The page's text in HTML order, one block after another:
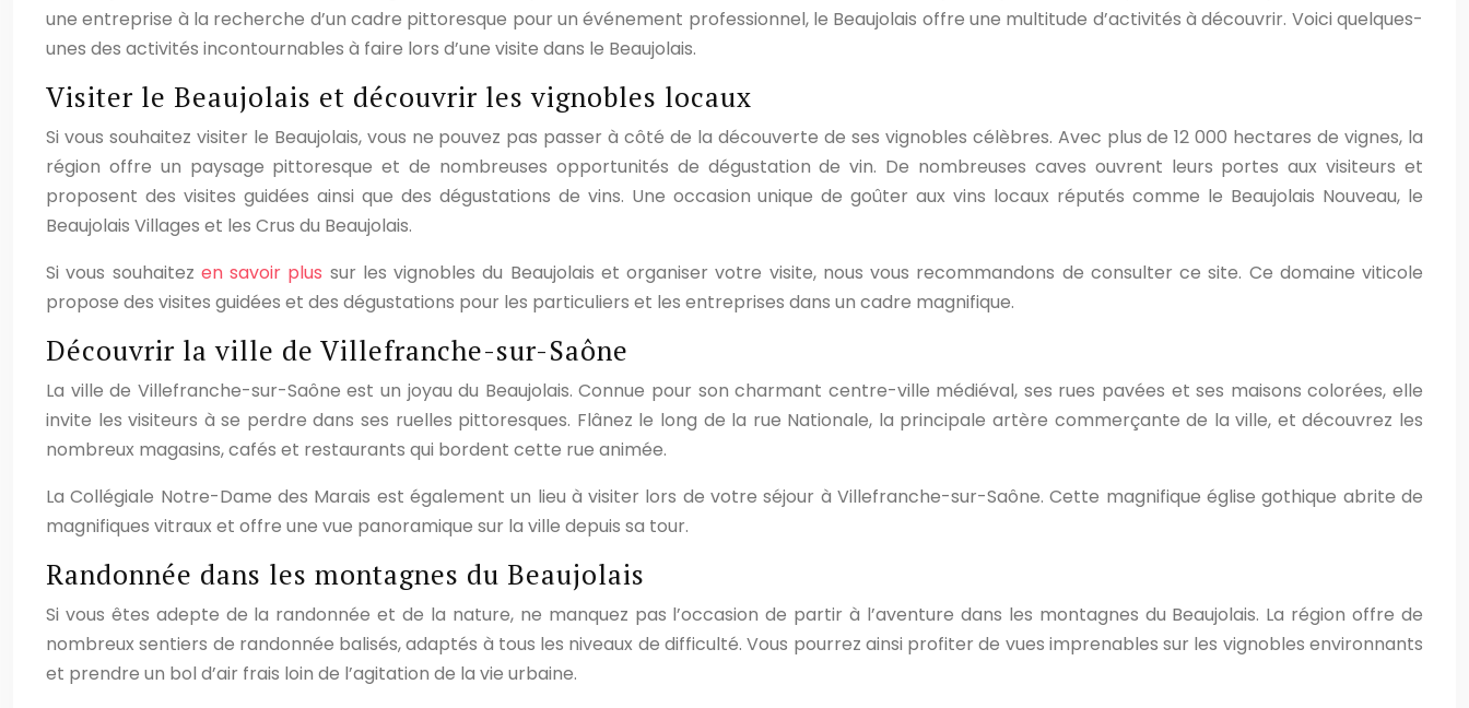
une entreprise à la recherche d’un cadre pittoresque pour un événement professionnel, le Beaujolais offre une multitude d’activités à découvrir. Voici quelques-
unes des activités incontournables à faire lors d’une visite dans le Beaujolais.
Visiter le Beaujolais et découvrir les vignobles locaux
Si vous souhaitez visiter le Beaujolais, vous ne pouvez pas passer à côté de la découverte de ses vignobles célèbres. Avec plus de 12 000 hectares de vignes, la
région offre un paysage pittoresque et de nombreuses opportunités de dégustation de vin. De nombreuses caves ouvrent leurs portes aux visiteurs et
proposent des visites guidées ainsi que des dégustations de vins. Une occasion unique de goûter aux vins locaux réputés comme le Beaujolais Nouveau, le
Beaujolais Villages et les Crus du Beaujolais.
Si vous souhaitez en savoir plus sur les vignobles du Beaujolais et organiser votre visite, nous vous recommandons de consulter ce site. Ce domaine viticole
propose des visites guidées et des dégustations pour les particuliers et les entreprises dans un cadre magnifique.
Découvrir la ville de Villefranche-sur-Saône
La ville de Villefranche-sur-Saône est un joyau du Beaujolais. Connue pour son charmant centre-ville médiéval, ses rues pavées et ses maisons colorées, elle
invite les visiteurs à se perdre dans ses ruelles pittoresques. Flânez le long de la rue Nationale, la principale artère commerçante de la ville, et découvrez les
nombreux magasins, cafés et restaurants qui bordent cette rue animée.
La Collégiale Notre-Dame des Marais est également un lieu à visiter lors de votre séjour à Villefranche-sur-Saône. Cette magnifique église gothique abrite de
magnifiques vitraux et offre une vue panoramique sur la ville depuis sa tour.
Randonnée dans les montagnes du Beaujolais
Si vous êtes adepte de la randonnée et de la nature, ne manquez pas l’occasion de partir à l’aventure dans les montagnes du Beaujolais. La région offre de
nombreux sentiers de randonnée balisés, adaptés à tous les niveaux de difficulté. Vous pourrez ainsi profiter de vues imprenables sur les vignobles environnants
et prendre un bol d’air frais loin de l’agitation de la vie urbaine.